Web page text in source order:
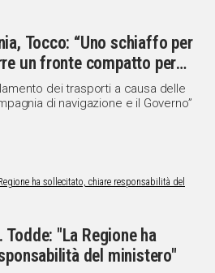
Tocco: “Uno schiaffo per
un fronte compatto per
dei trasporti a causa delle
di navigazione e il Governo”
"La Regione ha
del ministero"